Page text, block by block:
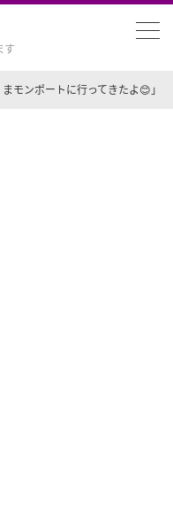
す
モンポートに行ってきたよ😊」